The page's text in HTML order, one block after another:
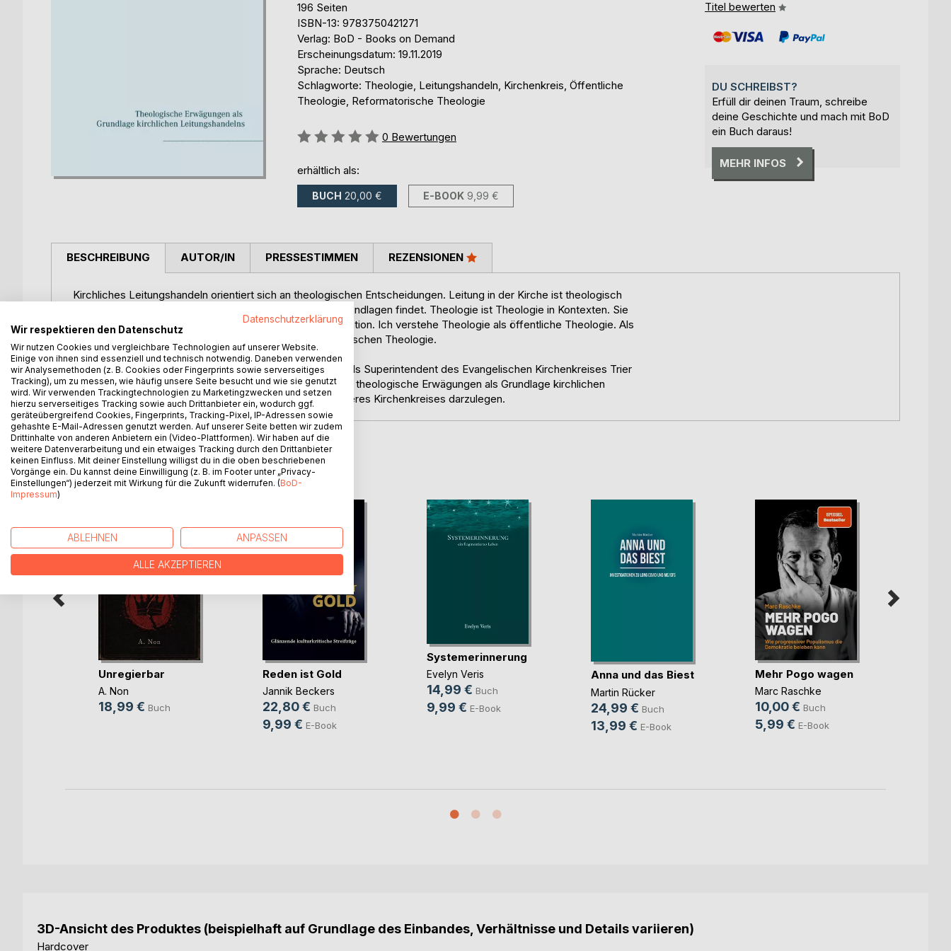
196 Seiten
ISBN-13: 9783750421271
Verlag: BoD - Books on Demand
Erscheinungsdatum: 19.11.2019
Sprache: Deutsch
Schlagworte: Theologie, Leitungshandeln, Kirchenkreis, Öffentliche
Theologie, Reformatorische Theologie
Bewertung::
0 Bewertungen
erhältlich als:
BUCH 20,00 € E-BOOK 9,99 €
Titel bewerten
DU SCHREIBST?
Erfüll dir deinen Traum, schreibe
deine Geschichte und mach mit BoD
ein Buch daraus!
MEHR INFOS
BESCHREIBUNG
Kirchliches Leitungshandeln orientiert sich an theologischen Entscheidungen. Leitung in der Kirche ist theologisch
begründete Leitung, die ihre Kriterien in theologischen Grundlagen findet. Theologie ist Theologie in Kontexten. Sie
bezieht sich auf ihre Tradition und äußert sich in ihrer Situation. Ich verstehe Theologie als öffentliche Theologie. Als
solche bezieht sie sich auf ihre Wurzeln in der reformatorischen Theologie.
In diesem Band sind Berichte enthalten, die ich seit 2013 als Superintendent des Evangelischen Kirchenkreises Trier
vor der Kreissynode gehalten habe. In ihnen versuche ich, theologische Erwägungen als Grundlage kirchlichen
Leitungshandelns auf der mittleren Ebene im Kontext unseres Kirchenkreises darzulegen.
AUTOR/IN PRESSESTIMMEN REZENSIONEN
WEITERE TITEL BEIBoD
Unregierbar
A. Non
18,99 € Buch
Reden ist Gold
Jannik Beckers
22,80 € Buch
9,99 € E-Book
Systemerinnerung
Evelyn Veris
14,99 € Buch
9,99 € E-Book
Anna und das Biest
Martin Rücker
24,99 € Buch
13,99 € E-Book
Mehr Pogo wagen
Marc Raschke
10,00 € Buch
5,99 € E-Book
3D-Ansicht des Produktes (beispielhaft auf Grundlage des Einbandes, Verhältnisse und Details variieren)
Hardcover
Datenschutzerklärung
Wir respektieren den Datenschutz
Wir nutzen Cookies und vergleichbare Technologien auf unserer Website.
Einige von ihnen sind essenziell und technisch notwendig. Daneben verwenden
wir Analysemethoden (z. B. Cookies oder Fingerprints sowie serverseitiges
Tracking), um zu messen, wie häufig unsere Seite besucht und wie sie genutzt
wird. Wir verwenden Trackingtechnologien zu Marketingzwecken und setzen
hierzu serverseitiges Tracking sowie auch Drittanbieter ein, wodurch ggf.
geräteübergreifend Cookies, Fingerprints, Tracking-Pixel, IP-Adressen sowie
gehashte E-Mail-Adressen genutzt werden. Auf unserer Seite betten wir zudem
Drittinhalte von anderen Anbietern ein (Video-Plattformen). Wir haben auf die
weitere Datenverarbeitung und ein etwaiges Tracking durch den Drittanbieter
keinen Einfluss. Mit deiner Einstellung willigst du in die oben beschriebenen
Vorgänge ein. Du kannst deine Einwilligung (z. B. im Footer unter „Privacy-
Einstellungen“) jederzeit mit Wirkung für die Zukunft widerrufen. (BoD-
Impressum)
ABLEHNEN ANPASSEN
ALLE AKZEPTIEREN